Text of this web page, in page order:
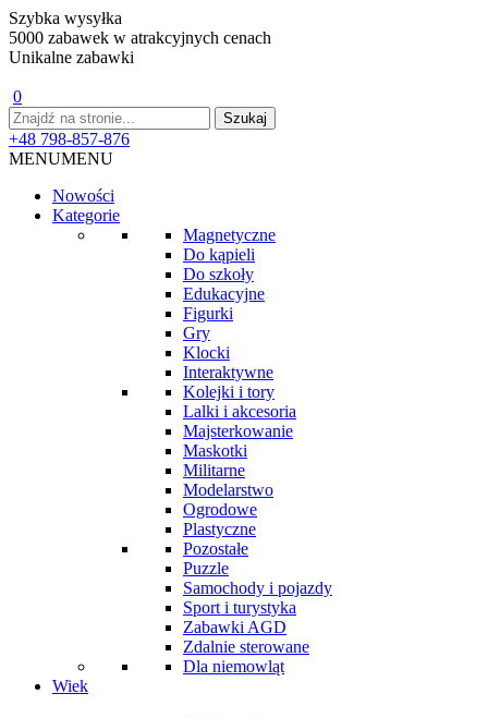
Szybka wysyłka
5000 zabawek w atrakcyjnych cenach
Unikalne zabawki
0
+48 798-857-876
MENUMENU
Nowości
Kategorie
Magnetyczne
Do kąpieli
Do szkoły
Edukacyjne
Figurki
Gry
Klocki
Interaktywne
Kolejki i tory
Lalki i akcesoria
Majsterkowanie
Maskotki
Militarne
Modelarstwo
Ogrodowe
Plastyczne
Pozostałe
Puzzle
Samochody i pojazdy
Sport i turystyka
Zabawki AGD
Zdalnie sterowane
Dla niemowląt
Wiek